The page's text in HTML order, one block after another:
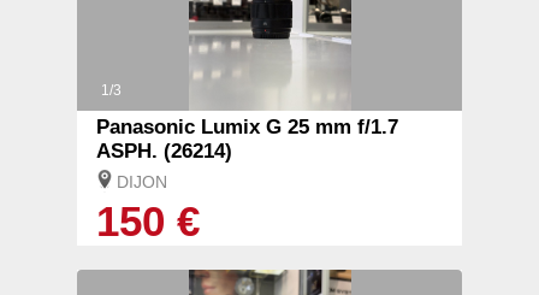
1/3
Panasonic Lumix G 25 mm f/1.7
ASPH. (26214)
DIJON
150 €